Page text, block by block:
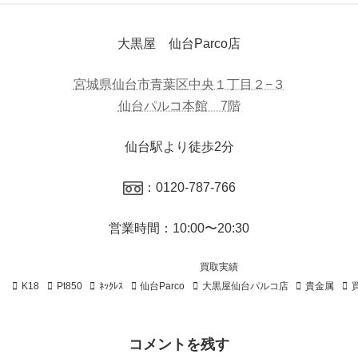
大黒屋 仙台Parco店
宮城県仙台市青葉区中央１丁目２−３
仙台パルコ本館 7階
仙台駅より徒歩2分
：0120-787-766
営業時間：10:00〜20:30
買取実績
K18 Pt850 ﾈｯｸﾚｽ 仙台Parco 大黒屋仙台パルコ店 貴金属
コメントを残す